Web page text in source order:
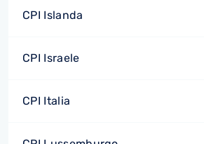
CPI Islanda
CPI Israele
CPI Italia